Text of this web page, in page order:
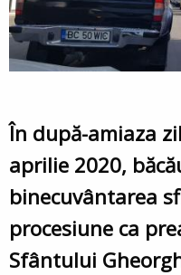
În după-amiaza
aprilie 2020,
binecuvântarea
procesiune ca
Sfântului